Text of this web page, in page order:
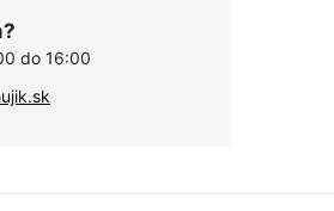
do 16:00